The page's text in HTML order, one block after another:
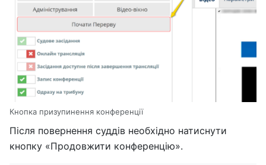
Кнопка призупинення конференції
Після повернення суддів необхідно натиснути
кнопку «Продовжити конференцію».